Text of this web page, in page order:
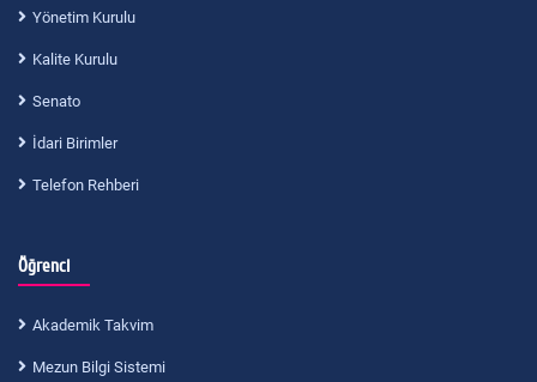
Yönetim Kurulu
Kalite Kurulu
Senato
İdari Birimler
Telefon Rehberi
Öğrenci
Akademik Takvim
Mezun Bilgi Sistemi